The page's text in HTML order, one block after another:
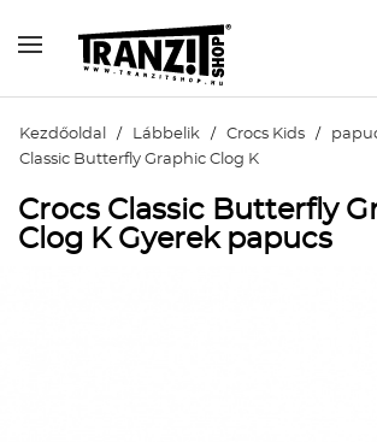
Kezdőoldal / Lábbelik / Crocs Kids /
Classic Butterfly Graphic Clog K
Crocs Classic Butterfly
Clog K Gyerek papucs